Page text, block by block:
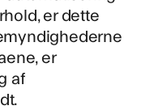
er dette
er
af